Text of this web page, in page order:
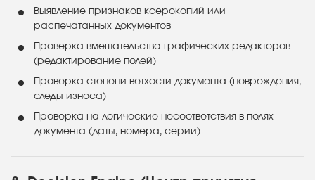
Выявление признаков ксерокопий или
распечатанных документов
Проверка вмешательства графических редакторов
(редактирование полей)
Проверка степени ветхости документа (повреждения,
следы износа)
Проверка на логические несоответствия в полях
документа (даты, номера, серии)